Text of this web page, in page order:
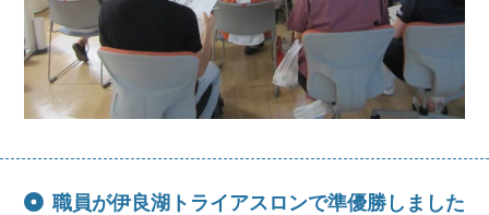
職員が伊良湖トライアスロンで準優勝しました